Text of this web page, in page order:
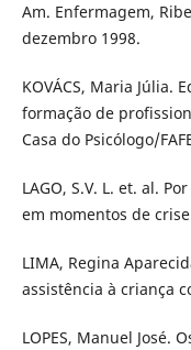
Am. Enfermagem,
dezembro 1998.
KOVÁCS, Maria Júlia.
formação de
Casa do Psicólogo/
LAGO, S.V. L. et. al.
em momentos de
LIMA, Regina
assistência à criança
LOPES, Manuel José.